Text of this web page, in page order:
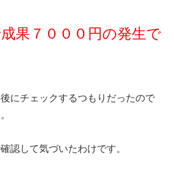
果７０００円の発生で
にチェックするつもりだったので
認して気づいたわけです。